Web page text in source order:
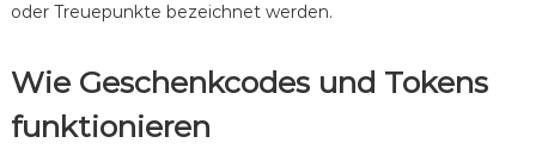
e
oder Treuepunkte bezeichnet werden.
Wie Geschenkcodes und Tokens
funktionieren